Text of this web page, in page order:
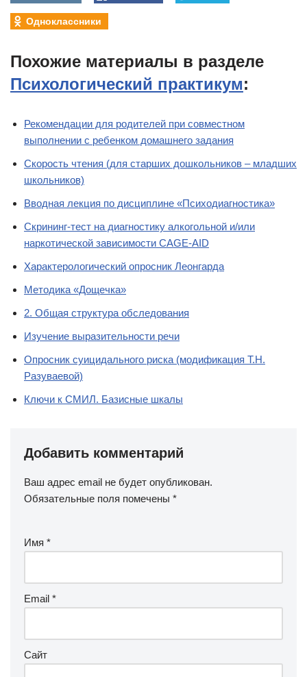
Одноклассники
Похожие материалы в разделе
Психологический практикум:
Рекомендации для родителей при совместном
выполнении с ребенком домашнего задания
Скорость чтения (для старших дошкольников – младших
школьников)
Вводная лекция по дисциплине «Психодиагностика»
Скрининг-тест на диагностику алкогольной и/или
наркотической зависимости CAGE-AID
Характерологический опросник Леонгарда
Методика «Дощечка»
2. Общая структура обследования
Изучение выразительности речи
Опросник суицидального риска (модификация Т.Н.
Разуваевой)
Ключи к СМИЛ. Базисные шкалы
Добавить комментарий
Ваш адрес email не будет опубликован.
Обязательные поля помечены *
Имя *
Email *
Сайт